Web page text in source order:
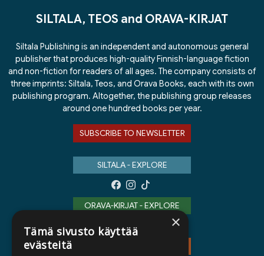
SILTALA, TEOS and ORAVA-KIRJAT
Siltala Publishing is an independent and autonomous general
publisher that produces high-quality Finnish-language fiction
and non-fiction for readers of all ages. The company consists of
three imprints: Siltala, Teos, and Orava Books, each with its own
publishing program. Altogether, the publishing group releases
around one hundred books per year.
SUBSCRIBE TO NEWSLETTER
SILTALA - EXPLORE
ORAVA-KIRJAT - EXPLORE
×
Tämä sivusto käyttää
evästeitä